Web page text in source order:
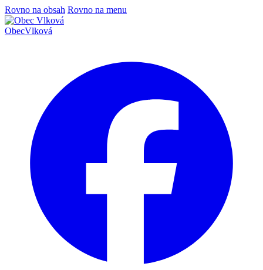
Rovno na obsah Rovno na menu
ObecVlková